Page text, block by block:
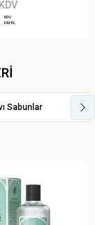
DAHİL
Sabunlar